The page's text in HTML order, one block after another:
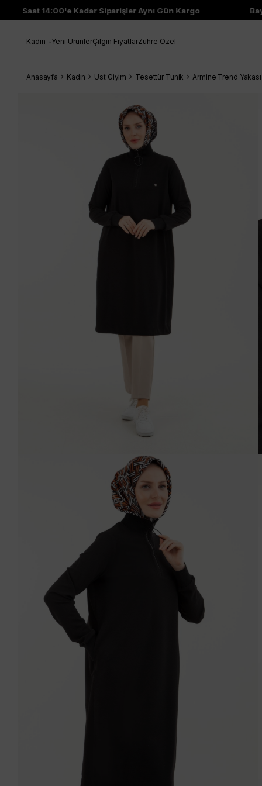
Saat 14:00'e Kadar Siparişler Aynı Gün Kargo Bayi
Kadın Yeni ÜrünlerÇılgın FiyatlarZuhre Özel
Anasayfa Kadın Üst Giyim Tesettür Tunik Armine Trend